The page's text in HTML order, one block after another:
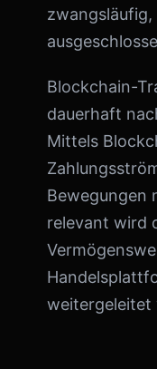
zwangsläufig,
Blockchain-
dauerhaft
Mittels
Bewegungen
relevant wird
weitergeleitet